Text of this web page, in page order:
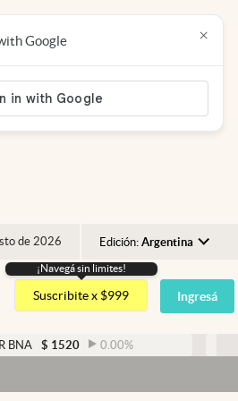
de 2026 Edición: Argentina
Argentina
España
USA
¡Navegá sin limites!
Suscribite x $999 Ingresá
0.00 %
Google ×